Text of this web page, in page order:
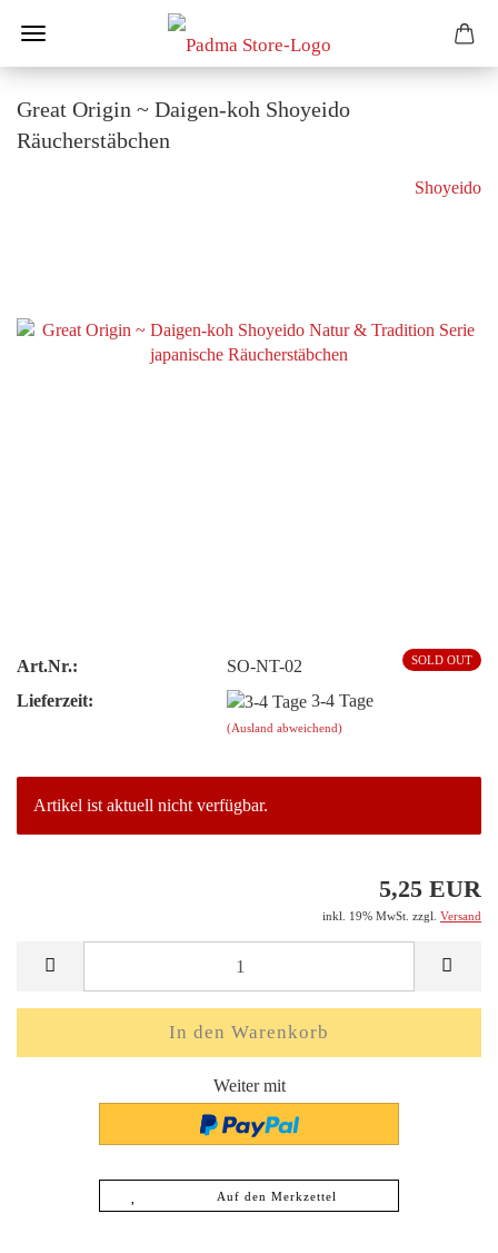
Great Origin ~ Daigen-koh Shoyeido
Räucherstäbchen
Shoyeido
SOLD OUT
Art.Nr.:
SO-NT-02
Lieferzeit:
3-4 Tage
(Ausland abweichend)
Artikel ist aktuell nicht verfügbar.
5,25 EUR
inkl. 19% MwSt. zzgl. Versand
Weiter mit
Auf den Merkzettel